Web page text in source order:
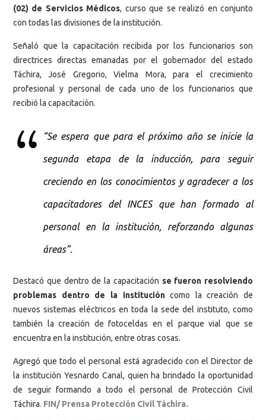
(02) de Servicios Médicos, curso que se realizó en conjunto
con todas las divisiones de la institución.
Señaló que la capacitación recibida por los funcionarios son
directrices directas emanadas por el gobernador del estado
Táchira, José Gregorio, Vielma Mora, para el crecimiento
profesional y personal de cada uno de los funcionarios que
recibió la capacitación.
“Se espera que para el próximo año se inicie la
segunda etapa de la inducción, para seguir
creciendo en los conocimientos y agradecer a los
capacitadores del INCES que han formado al
personal en la institución, reforzando algunas
áreas”.
Destacó que dentro de la capacitación se fueron resolviendo
problemas dentro de la institucióncomo la creación de
nuevos sistemas eléctricos en toda la sede del instituto, como
también la creación de fotoceldas en el parque vial que se
encuentra en la institución, entre otras cosas.
Agregó que todo el personal está agradecido con el Director de
la institución Yesnardo Canal, quien ha brindado la oportunidad
de seguir formando a todo el personal de Protección Civil
Táchira. FIN/ Prensa Protección Civil Táchira.